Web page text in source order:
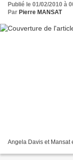
Publié le 01/02/2010 à
Par Pierre MANSAT
Angela Davis et Mansat